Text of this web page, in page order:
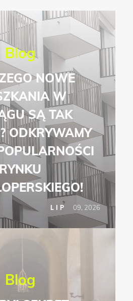
Blog
NOWE
W
SĄ TAK
ODKRYWAMY
LIP 09, 2026
Blog